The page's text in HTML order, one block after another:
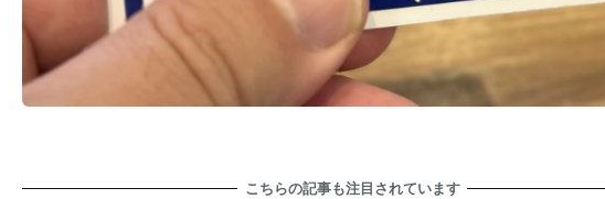
こちらの記事も注目されています